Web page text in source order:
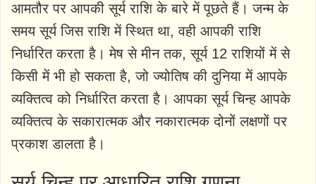
आमतौर पर आपकी सूर्य राशि के बारे में पूछते हैं। जन्म के
समय सूर्य जिस राशि में स्थित था, वही आपकी राशि
निर्धारित करता है। मेष से मीन तक, सूर्य 12 राशियों में से
किसी में भी हो सकता है, जो ज्योतिष की दुनिया में आपके
व्यक्तित्व को निर्धारित करता है। आपका सूर्य चिन्ह आपके
व्यक्तित्व के सकारात्मक और नकारात्मक दोनों लक्षणों पर
प्रकाश डालता है।